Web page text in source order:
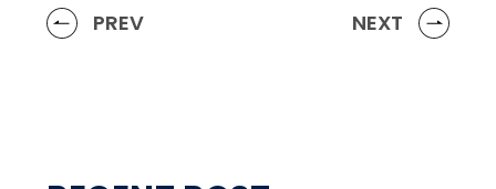
PREV NEXT